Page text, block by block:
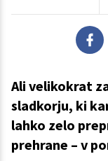
Ali velikokrat
sladkorju, ki
lahko zelo
prehrane – v